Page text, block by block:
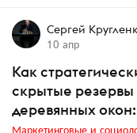
Сергей
10 апр
Как
скрытые
деревянных
Маркетинговые и